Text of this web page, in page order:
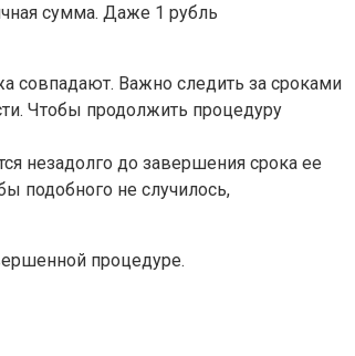
сумма. Даже 1 рубль
совпадают. Важно следить за сроками
Чтобы продолжить процедуру
незадолго до завершения срока ее
подобного не случилось,
процедуре.